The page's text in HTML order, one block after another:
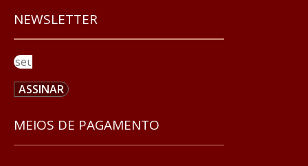
NEWSLETTER
ASSINAR
MEIOS DE PAGAMENTO